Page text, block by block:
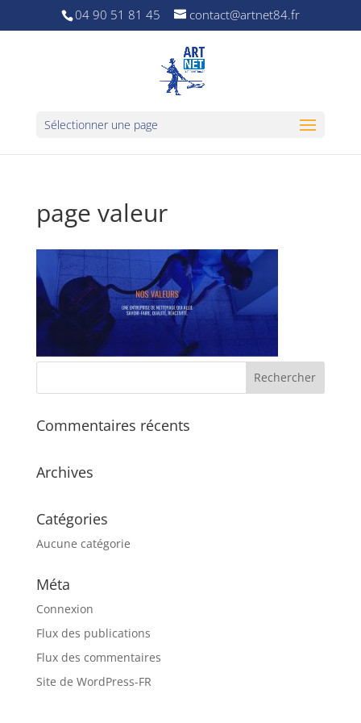
04 90 51 81 45 contact@artnet84.fr
Sélectionner une page
page valeur
Commentaires récents
Archives
Catégories
Aucune catégorie
Méta
Connexion
Flux des publications
Flux des commentaires
Site de WordPress-FR